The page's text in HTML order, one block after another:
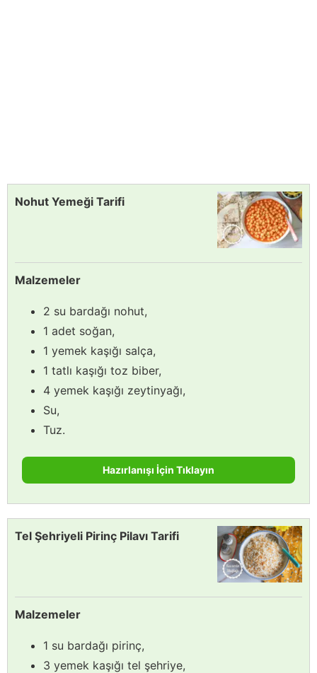
Nohut Yemeği Tarifi
Malzemeler
2 su bardağı nohut,
1 adet soğan,
1 yemek kaşığı salça,
1 tatlı kaşığı toz biber,
4 yemek kaşığı zeytinyağı,
Su,
Tuz.
Hazırlanışı İçin Tıklayın
Tel Şehriyeli Pirinç Pilavı Tarifi
Malzemeler
1 su bardağı pirinç,
3 yemek kaşığı tel şehriye,